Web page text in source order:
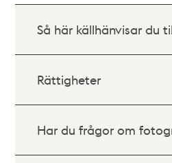
Så här källhänvisar du
Rättigheter
Har du frågor om